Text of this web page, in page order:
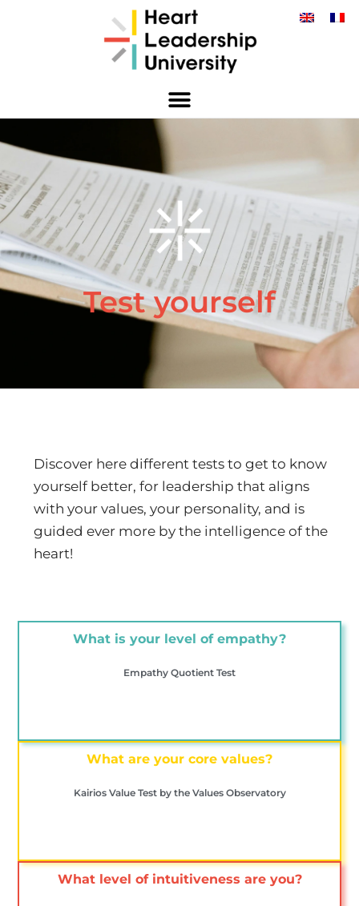
Test yourself
Discover here different tests to get to know
yourself better, for leadership that aligns
with your values, your personality, and is
guided ever more by the intelligence of the
heart!
What is your level of empathy?
Empathy Quotient Test
What are your core values?
Kairios Value Test by the Values ​​Observatory
What level of intuitiveness are you?